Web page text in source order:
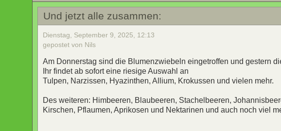
Und jetzt alle zusammen:
Dienstag, September 9, 2025, 12:13
gepostet von Nils
Am Donnerstag sind die Blumenzwiebeln eingetroffen und gestern
Ihr findet ab sofort eine riesige Auswahl an
Tulpen, Narzissen, Hyazinthen, Allium, Krokussen und vielen mehr.
Des weiteren: Himbeeren, Blaubeeren, Stachelbeeren,
Kirschen, Pflaumen, Aprikosen und Nektarinen und auch noch viel